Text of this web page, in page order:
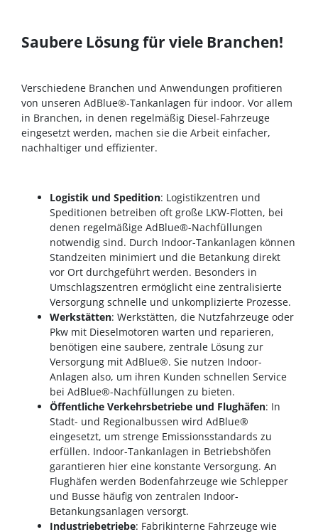
Saubere Lösung für viele Branchen!
Verschiedene Branchen und Anwendungen profitieren
von unseren AdBlue®-Tankanlagen für indoor. Vor allem
in Branchen, in denen regelmäßig Diesel-Fahrzeuge
eingesetzt werden, machen sie die Arbeit einfacher,
nachhaltiger und effizienter.
Logistik und Spedition: Logistikzentren und
Speditionen betreiben oft große LKW-Flotten, bei
denen regelmäßige AdBlue®-Nachfüllungen
notwendig sind. Durch Indoor-Tankanlagen können
Standzeiten minimiert und die Betankung direkt
vor Ort durchgeführt werden. Besonders in
Umschlagszentren ermöglicht eine zentralisierte
Versorgung schnelle und unkomplizierte Prozesse.
Werkstätten: Werkstätten, die Nutzfahrzeuge oder
Pkw mit Dieselmotoren warten und reparieren,
benötigen eine saubere, zentrale Lösung zur
Versorgung mit AdBlue®. Sie nutzen Indoor-
Anlagen also, um ihren Kunden schnellen Service
bei AdBlue®-Nachfüllungen zu bieten.
Öffentliche Verkehrsbetriebe und Flughäfen: In
Stadt- und Regionalbussen wird AdBlue®
eingesetzt, um strenge Emissionsstandards zu
erfüllen. Indoor-Tankanlagen in Betriebshöfen
garantieren hier eine konstante Versorgung. An
Flughäfen werden Bodenfahrzeuge wie Schlepper
und Busse häufig von zentralen Indoor-
Betankungsanlagen versorgt.
Industriebetriebe: Fabrikinterne Fahrzeuge wie